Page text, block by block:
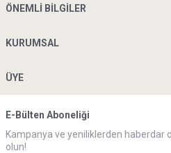
ÖNEMLI BILGILER
KURUMSAL
ÜYE
E-Bülten Aboneliği
Kampanya ve yeniliklerden haberdar
olun!